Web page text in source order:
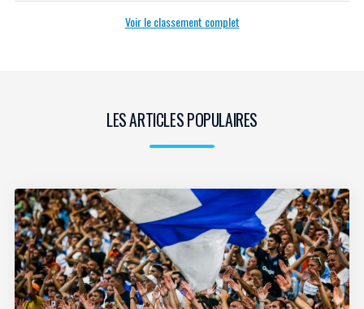
Voir le classement complet
LES ARTICLES POPULAIRES